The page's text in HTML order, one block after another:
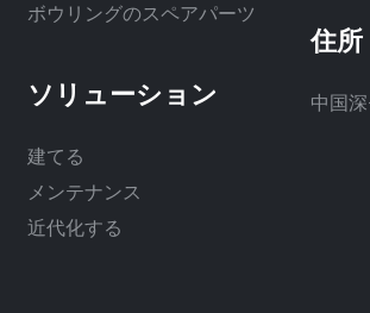
ボウリングのスペアパーツ
ソリューション
建てる
メンテナンス
近代化する
住所
中国